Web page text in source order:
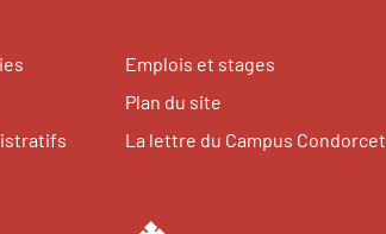
Emplois et stages
Plan du site
La lettre du Campus Condorcet